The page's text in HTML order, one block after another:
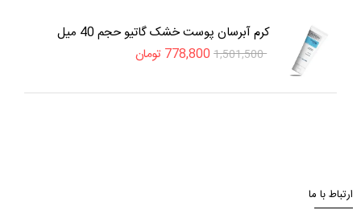
کرم آبرسان پوست خشک گاتیو حجم 40 میل
1,501,500
778,800 تومان
ارتباط با ما